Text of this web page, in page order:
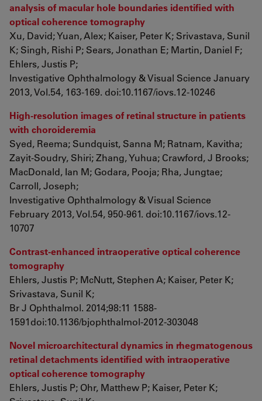
analysis of macular hole boundaries identified with
optical coherence tomography
Xu, David; Yuan, Alex; Kaiser, Peter K; Srivastava, Sunil
K; Singh, Rishi P; Sears, Jonathan E; Martin, Daniel F;
Ehlers, Justis P;
Investigative Ophthalmology & Visual Science January
2013, Vol.54, 163-169. doi:10.1167/iovs.12-10246
High-resolution images of retinal structure in patients
with choroideremia
Syed, Reema; Sundquist, Sanna M; Ratnam, Kavitha;
Zayit-Soudry, Shiri; Zhang, Yuhua; Crawford, J Brooks;
MacDonald, Ian M; Godara, Pooja; Rha, Jungtae;
Carroll, Joseph;
Investigative Ophthalmology & Visual Science
February 2013, Vol.54, 950-961. doi:10.1167/iovs.12-
10707
Contrast-enhanced intraoperative optical coherence
tomography
Ehlers, Justis P; McNutt, Stephen A; Kaiser, Peter K;
Srivastava, Sunil K;
Br J Ophthalmol. 2014;98:11 1588-
1591doi:10.1136/bjophthalmol-2012-303048
Novel microarchitectural dynamics in rhegmatogenous
retinal detachments identified with intraoperative
optical coherence tomography
Ehlers, Justis P; Ohr, Matthew P; Kaiser, Peter K;